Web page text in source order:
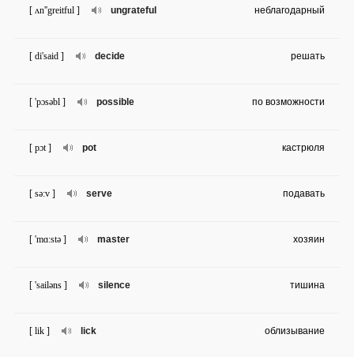
ungrateful
[ ʌn''greitful ] неблагодарный
decide
[ di'said ] решать
possible
[ 'pɔsəbl ] по возможности
pot
[ pɔt ] кастрюля
serve
[ sə:v ] подавать
master
[ 'mɑ:stə ] хозяин
silence
[ 'sailəns ] тишина
lick
[ lik ] облизывание